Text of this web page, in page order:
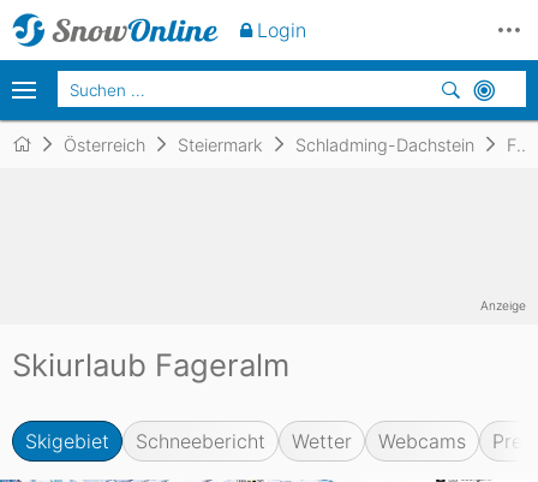
Österreich Steiermark Schladming-Dachstein Fageralm
Skiurlaub Fageralm
Skigebiet Schneebericht Wetter Webcams
Anzeige
Login